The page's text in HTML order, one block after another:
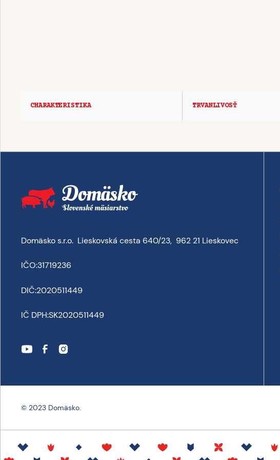
CHARAKTERISTIKA TRVANLIVOSŤ
Domäsko s.r.o. Lieskovská cesta 640/23, 962 21 Lieskovec
IČO:31719236
DIČ:2020511449
IČ DPH:SK2020511449
© 2023 Domäsko.